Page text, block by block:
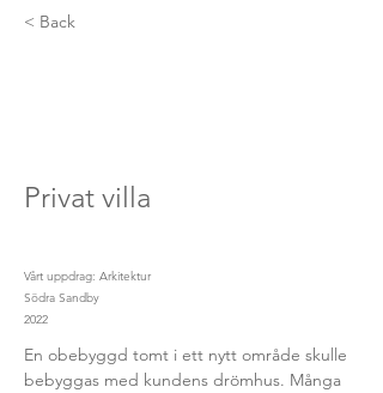
< Back
Privat villa
Vårt uppdrag: Arkitektur
Södra Sandby
2022
En obebyggd tomt i ett nytt område skulle
bebyggas med kundens drömhus. Många